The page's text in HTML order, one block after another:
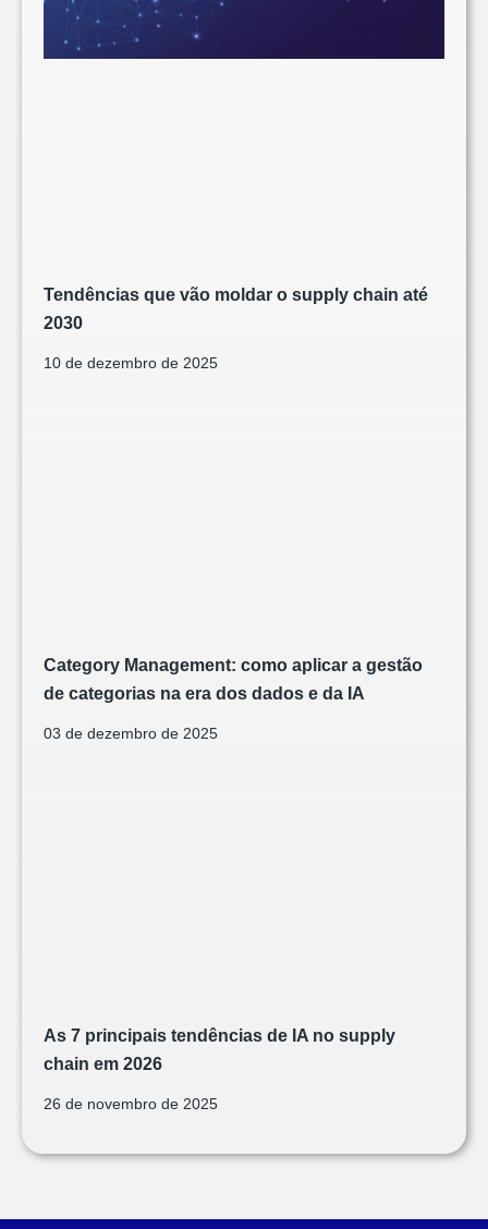
Tendências que vão moldar o supply chain até
2030
10 de dezembro de 2025
Category Management: como aplicar a gestão
de categorias na era dos dados e da IA
03 de dezembro de 2025
As 7 principais tendências de IA no supply
chain em 2026
26 de novembro de 2025